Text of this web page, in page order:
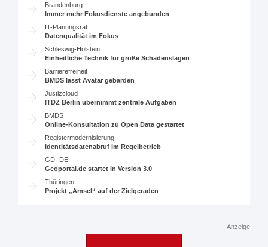
Brandenburg
Immer mehr Fokusdienste angebunden
IT-Planungsrat
Datenqualität im Fokus
Schleswig-Holstein
Einheitliche Technik für große Schadenslagen
Barrierefreiheit
BMDS lässt Avatar gebärden
Justizcloud
ITDZ Berlin übernimmt zentrale Aufgaben
BMDS
Online-Konsultation zu Open Data gestartet
Registermodernisierung
Identitätsdatenabruf im Regelbetrieb
GDI-DE
Geoportal.de startet in Version 3.0
Thüringen
Projekt „Amsel“ auf der Zielgeraden
Anzeige